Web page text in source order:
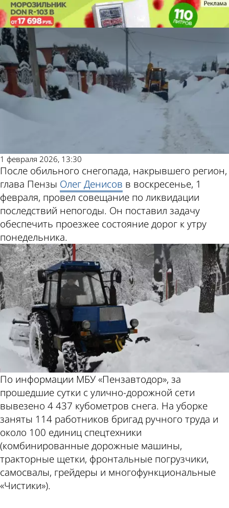
В мэрии планируют расчистить
улицы Пензы до понедельника
Общество
1 февраля 2026, 13:30
После обильного снегопада, накрывшего регион,
глава Пензы Олег Денисов в воскресенье, 1
февраля, провел совещание по ликвидации
последствий непогоды. Он поставил задачу
обеспечить проезжее состояние дорог к утру
понедельника.
По информации МБУ «Пензавтодор», за
прошедшие сутки с улично-дорожной сети
вывезено 4 437 кубометров снега. На уборке
заняты 114 работников бригад ручного труда и
около 100 единиц спецтехники
(комбинированные дорожные машины,
тракторные щетки, фронтальные погрузчики,
самосвалы, грейдеры и многофункциональные
«Чистики»).
В мэрии планируют расчистить
улицы Пензы до понедельника
Общество
Другие
новости по
Погода и
курсы
валют в
Пензе